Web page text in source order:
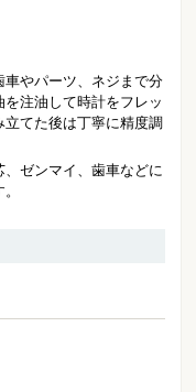
やパーツ、ネジまで分
注油して時計をフレッ
てた後は丁寧に精度調
ゼンマイ、歯車などに